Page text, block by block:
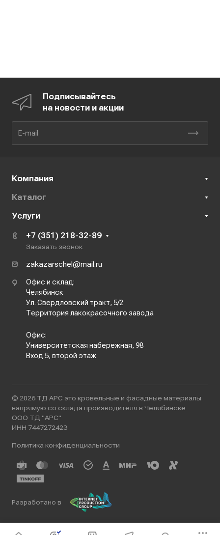
Подписывайтесь
на новости и акции
Компания
Каталог
Услуги
+7 (351) 218-32-89
Заказать звонок
zakazarschel@mail.ru
Офис и склад:
Челябинск
Ул. Свердловский тракт, 5/2
Территория лакокрасочного завода
Офис:
Университетская набережная, 98
Вход 5, второй этаж
© 2026 ТД АРС это кровельные и фасадные материалы
напрямую со склада производителя в Челябинске
ООО ТД "АРС"
ИНН 7447272423
Политика конфиденциальности
Разработано в